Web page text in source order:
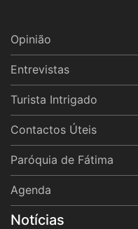
Opinião
Entrevistas
Turista Intrigado
Contactos Úteis
Paróquia de Fátima
Agenda
Notícias